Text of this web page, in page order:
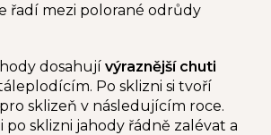
řadí mezi polorané odrůdy
dosahují výraznější chuti
Po sklizni si tvoří
sklizeň v následujícím roce.
po sklizni jahody řádně zalévat a